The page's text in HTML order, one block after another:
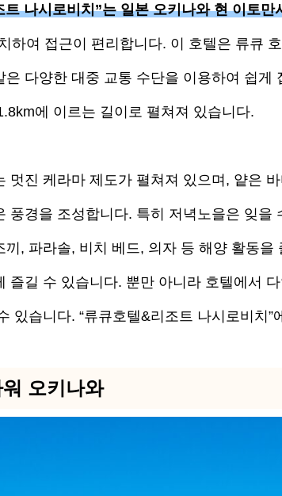
트 나시로비치”는 일본 오키나와 현 이토만
하여 접근이 편리합니다. 이 호텔은 류큐
은 다양한 대중 교통 수단을 이용하여 쉽
에 이르는 길이로 펼쳐져 있습니다.
멋진 케라마 제도가 펼쳐져 있으며, 얕은
풍경을 조성합니다. 특히 저녁노을은 잊
끼, 파라솔, 비치 베드, 의자 등 해양 활동
즐길 수 있습니다. 뿐만 아니라 호텔에서
있습니다. “류큐호텔&리조트 나시로비치
오키나와